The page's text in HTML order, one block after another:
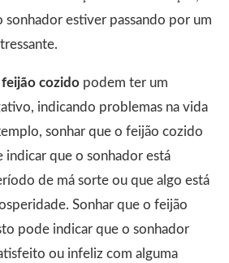
sonhador estiver passando por um
cozido podem ter um
indicando problemas na vida
sonhar que o feijão cozido
indicar que o sonhador está
de má sorte ou que algo está
Sonhar que o feijão
pode indicar que o sonhador
ou infeliz com alguma